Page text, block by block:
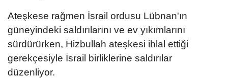
Ateşkese rağmen İsrail ordusu Lübnan'ın
güneyindeki saldırılarını ve ev yıkımlarını
sürdürürken, Hizbullah ateşkesi ihlal ettiği
gerekçesiyle İsrail birliklerine saldırılar
düzenliyor.